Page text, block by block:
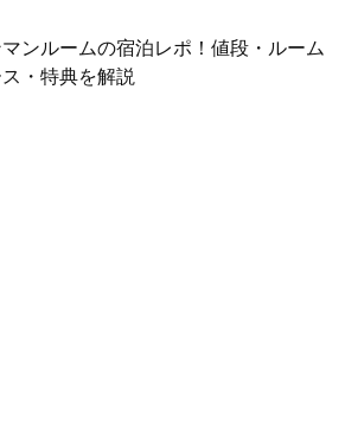
ンルームの宿泊レポ！値段・ルーム
・特典を解説